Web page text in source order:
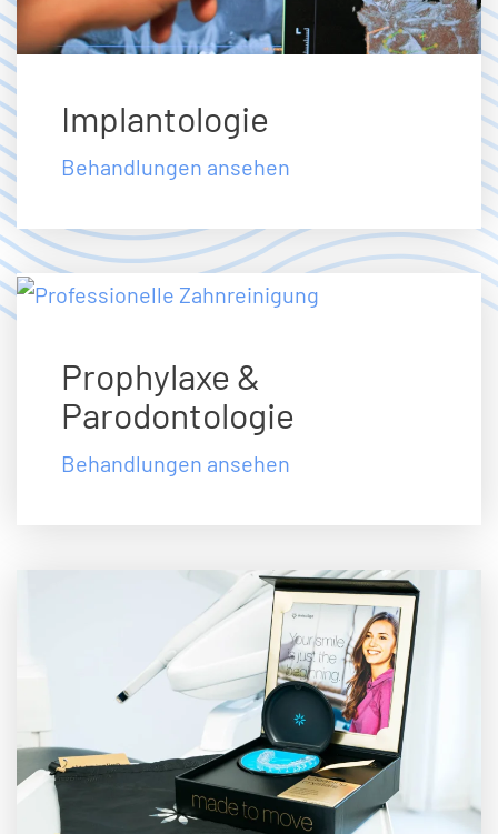
Implantologie
Behandlungen ansehen
Prophylaxe &
Parodontologie
Behandlungen ansehen